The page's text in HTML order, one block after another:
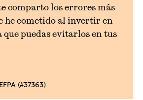
comparto los errores más
he cometido al invertir en
que puedas evitarlos en tus
(#37363)